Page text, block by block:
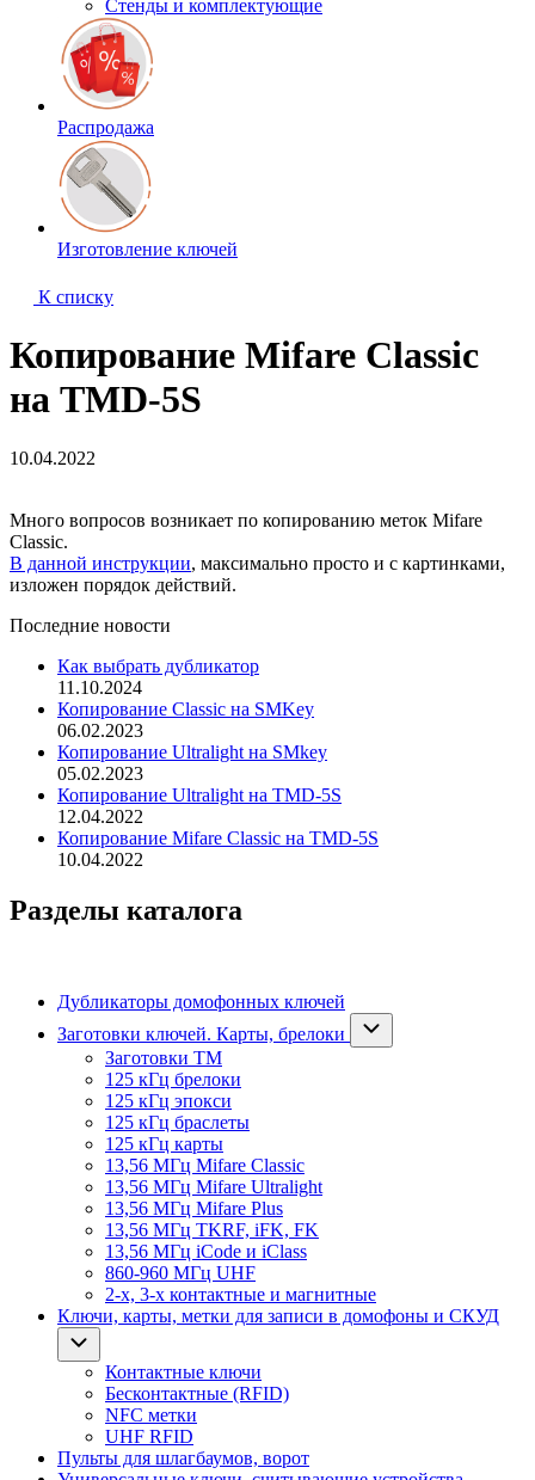
Стенды и комплектующие
Распродажа
Изготовление ключей
К списку
Копирование Mifare Classic
на TMD-5S
10.04.2022
Много вопросов возникает по копированию меток Mifare
Classiс.
В данной инструкции, максимально просто и с картинками,
изложен порядок действий.
Последние новости
Как выбрать дубликатор
11.10.2024
Копирование Classic на SMKey
06.02.2023
Копирование Ultralight на SMkey
05.02.2023
Копирование Ultralight на TMD-5S
12.04.2022
Копирование Mifare Classic на TMD-5S
10.04.2022
Разделы каталога
Дубликаторы домофонных ключей
Заготовки ключей. Карты, брелоки
Заготовки ТМ
125 кГц брелоки
125 кГц эпокси
125 кГц браслеты
125 кГц карты
13,56 МГц Mifare Classic
13,56 МГц Mifare Ultralight
13,56 МГц Mifare Plus
13,56 МГц TKRF, iFK, FK
13,56 МГц iCode и iClass
860-960 МГц UHF
2-х, 3-х контактные и магнитные
Ключи, карты, метки для записи в домофоны и СКУД
Контактные ключи
Бесконтактные (RFID)
NFC метки
UHF RFID
Пульты для шлагбаумов, ворот